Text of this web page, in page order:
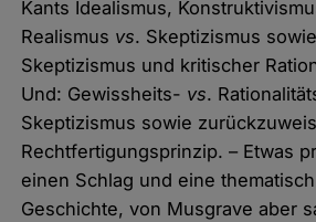
Kants Idealismus,
Realismus vs. Skeptizismus
Skeptizismus und kritischer
Und: Gewissheits- vs.
Skeptizismus sowie
Rechtfertigungsprinzip. – Etwas
einen Schlag und eine
Geschichte, von Musgrave aber